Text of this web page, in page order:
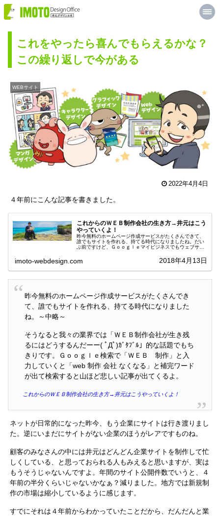
井
ザ
ン
工
房
これをやったら喜んでもらえるかな？
この繰り返しで今がある
WEBサイト
2022年4月4日
４年前にこんな記事を書きました。
これからのＷＥＢ制作会社の生き方→井元はこう
やっていくよ！
昨今無料のホームページ作成サービスがたくさんできて、
誰でもサイトを作れる、持てる時代になりましたね。だい
ぶ前ですけど、Ｇｏｏｇｌｅマイビジネスでもウェブサイ
imoto-webdesign.com 2018年4月13日
昨今無料のホームページ作成サービスがたくさんでき
て、誰でもサイトを作れる、持てる時代になりました
ね。～中略～
そうなると我々の業界では「ＷＥＢ制作会社が生き残
るにはどうするんだーー( ﾟДﾟ)ｶﾞﾀﾌﾞﾙ」的な話題でもち
きりです。Ｇｏｏｇｌｅ検索で「ＷＥＢ 制作」と入
力していくと「web 制作 会社 なくなる」と補完ワード
が出て検索すると山ほど悲しい記事が出てくるよ。
これからのＷＥＢ制作会社の生き方→井元はこうやっていくよ！
ネットが日常的になった昨今、もう企業にサイトは行き渡りまし
た。逆にいまだにサイトがない企業のほうがレアですものね。
顧客のみなさんの中には井元はどんどん企業サイトを制作して忙
しくしている、と思っておられる人もみえると思いますが、実は
もうそうじゃないんですよ。年間のサイト公開件数でいうと、４
年前の半分くらいじゃないかなぁ？減りました。地方では新規制
作の市場は縮小しているように感じます。
すでにそれは４年前からわかっていたことだから、だんだんと業